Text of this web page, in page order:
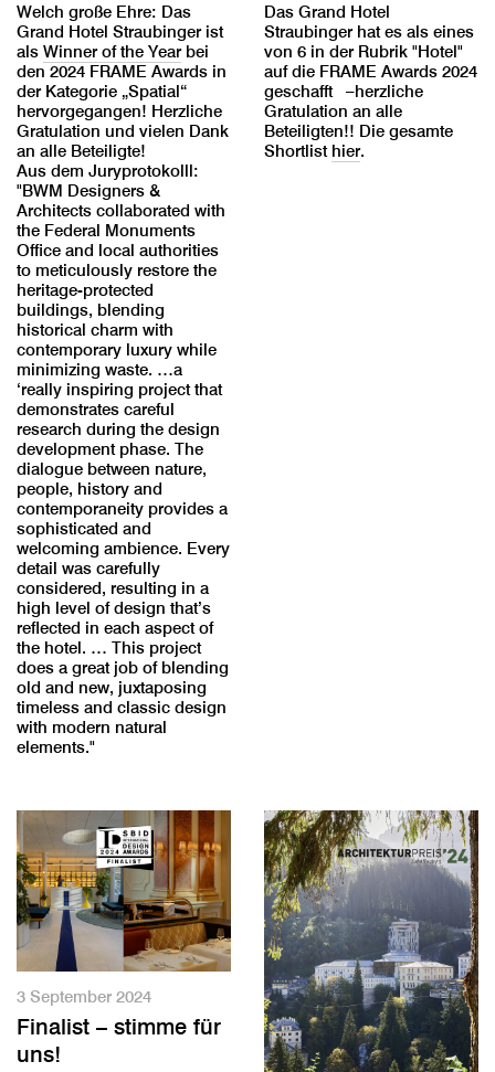
Welch große Ehre: Das
Grand Hotel Straubinger ist
als Winner of the Yearbei
den 2024 FRAME Awards in
der Kategorie „Spatial“
hervorgegangen! Herzliche
Gratulation und vielen Dank
an alle Beteiligte!
Aus dem Juryprotokolll:
"BWM Designers &
Architects collaborated with
the Federal Monuments
Office and local authorities
to meticulously restore the
heritage-protected
buildings, blending
historical charm with
contemporary luxury while
minimizing waste. …a
‘really inspiring project that
demonstrates careful
research during the design
development phase. The
dialogue between nature,
people, history and
contemporaneity provides a
sophisticated and
welcoming ambience. Every
detail was carefully
considered, resulting in a
high level of design that’s
reflected in each aspect of
the hotel. … This project
does a great job of blending
old and new, juxtaposing
timeless and classic design
with modern natural
elements."
Das Grand Hotel
Straubinger hat es als eines
von 6 in der Rubrik "Hotel"
auf die FRAME Awards 2024
geschafft –herzliche
Gratulation an alle
Beteiligten!! Die gesamte
Shortlist hier.
3 September 2024
Finalist – stimme für
uns!